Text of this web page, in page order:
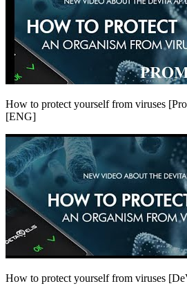
How to protect yourself from viruses
[ENG]
How to protect yourself from viruses